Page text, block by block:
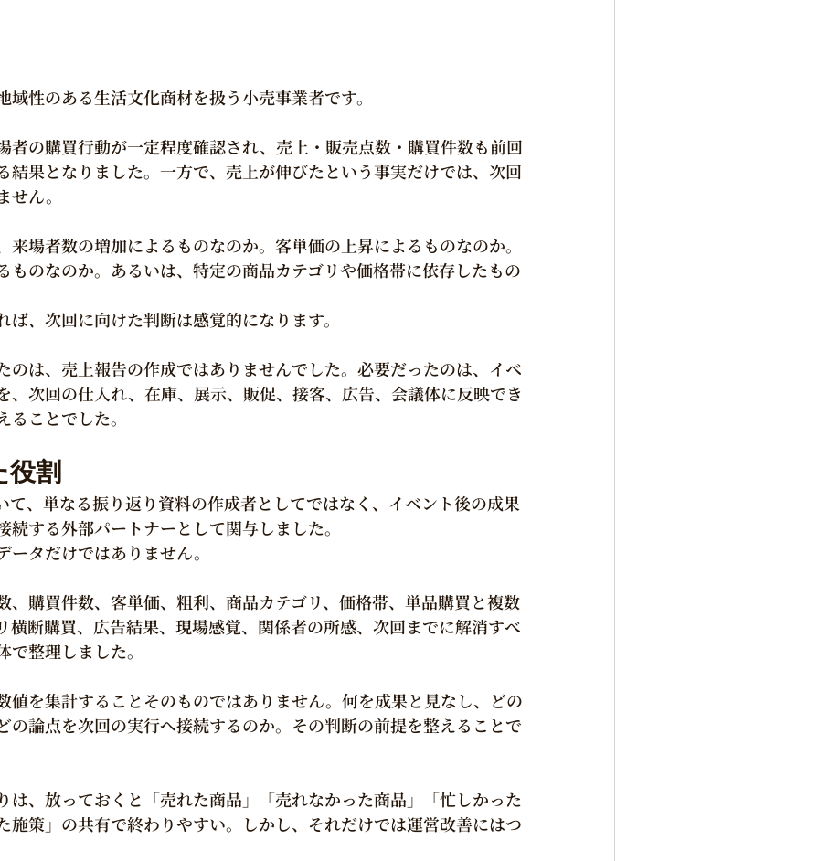
域性のある生活文化商材を扱う小売事業者です。
者の購買行動が一定程度確認され、売上・販売点数・購買件数も前回
結果となりました。一方で、売上が伸びたという事実だけでは、次回
ん。
来場者数の増加によるものなのか。客単価の上昇によるものなのか。
ものなのか。あるいは、特定の商品カテゴリや価格帯に依存したもの
ば、次回に向けた判断は感覚的になります。
のは、売上報告の作成ではありませんでした。必要だったのは、イベ
、次回の仕入れ、在庫、展示、販促、接客、広告、会議体に反映でき
ことでした。
役割
、単なる振り返り資料の作成者としてではなく、イベント後の成果
続する外部パートナーとして関与しました。
タだけではありません。
、購買件数、客単価、粗利、商品カテゴリ、価格帯、単品購買と複数
横断購買、広告結果、現場感覚、関係者の所感、次回までに解消すべ
で整理しました。
値を集計することそのものではありません。何を成果と見なし、どの
の論点を次回の実行へ接続するのか。その判断の前提を整えることで
は、放っておくと「売れた商品」「売れなかった商品」「忙しかった
施策」の共有で終わりやすい。しかし、それだけでは運営改善にはつ